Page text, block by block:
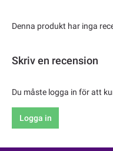
Denna produkt har inga
Skriv en recension
Du måste logga in för att
Logga in